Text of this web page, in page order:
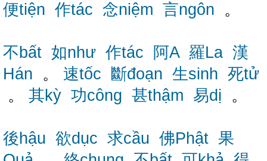
便tiện 作tác 念niệm 言ngôn 。
不bất 如như 作tác 阿A 羅La 漢
Hán 。 速tốc 斷đoạn 生sinh 死tử
。 其kỳ 功công 甚thậm 易dị 。
後hậu 欲dục 求cầu 佛Phật 果